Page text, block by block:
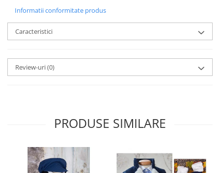
Informatii conformitate produs
Caracteristici
Review-uri(0)
PRODUSE SIMILARE